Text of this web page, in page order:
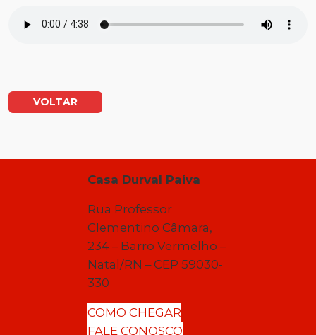
VOLTAR
Casa Durval Paiva
Rua Professor
Clementino Câmara,
234 – Barro Vermelho –
Natal/RN – CEP 59030-
330
COMO CHEGAR
FALE CONOSCO